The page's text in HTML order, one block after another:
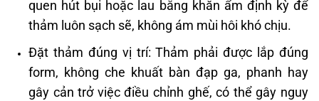
quen hút bụi hoặc lau bằng khăn ẩm định kỳ để
thảm luôn sạch sẽ, không ám mùi hôi khó chịu.
Đặt thảm đúng vị trí: Thảm phải được lắp đúng
form, không che khuất bàn đạp ga, phanh hay
gây cản trở việc điều chỉnh ghế, có thể gây nguy